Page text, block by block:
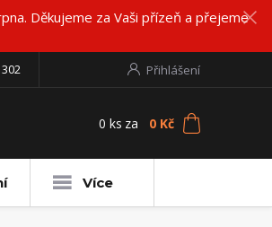
Děkujeme za Vaši přízeň a přejeme
Přihlášení
0 ks za 0 Kč
Více